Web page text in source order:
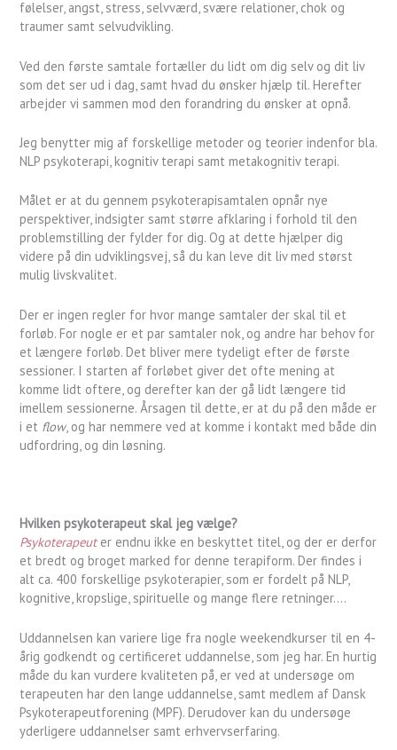
følelser, angst, stress, selvværd, svære relationer, chok og
traumer samt selvudvikling.
Ved den første samtale fortæller du lidt om dig selv og dit liv
som det ser ud i dag, samt hvad du ønsker hjælp til. Herefter
arbejder vi sammen mod den forandring du ønsker at opnå.
Jeg benytter mig af forskellige metoder og teorier indenfor bla.
NLP psykoterapi, kognitiv terapi samt metakognitiv terapi.
Målet er at du gennem psykoterapisamtalen opnår nye
perspektiver, indsigter samt større afklaring i forhold til den
problemstilling der fylder for dig. Og at dette hjælper dig
videre på din udviklingsvej, så du kan leve dit liv med størst
mulig livskvalitet.
Der er ingen regler for hvor mange samtaler der skal til et
forløb. For nogle er et par samtaler nok, og andre har behov for
et længere forløb. Det bliver mere tydeligt efter de første
sessioner. I starten af forløbet giver det ofte mening at
komme lidt oftere, og derefter kan der gå lidt længere tid
imellem sessionerne. Årsagen til dette, er at du på den måde er
i et flow, og har nemmere ved at komme i kontakt med både din
udfordring, og din løsning.
Hvilken psykoterapeut skal jeg vælge?
Psykoterapeuter endnu ikke en beskyttet titel, og der er derfor
et bredt og broget marked for denne terapiform. Der findes i
alt ca. 400 forskellige psykoterapier, som er fordelt på NLP,
kognitive, kropslige, spirituelle og mange flere retninger….
Uddannelsen kan variere lige fra nogle weekendkurser til en 4-
årig godkendt og certificeret uddannelse, som jeg har. En hurtig
måde du kan vurdere kvaliteten på, er ved at undersøge om
terapeuten har den lange uddannelse, samt medlem af Dansk
Psykoterapeutforening (MPF). Derudover kan du undersøge
yderligere uddannelser samt erhvervserfaring.